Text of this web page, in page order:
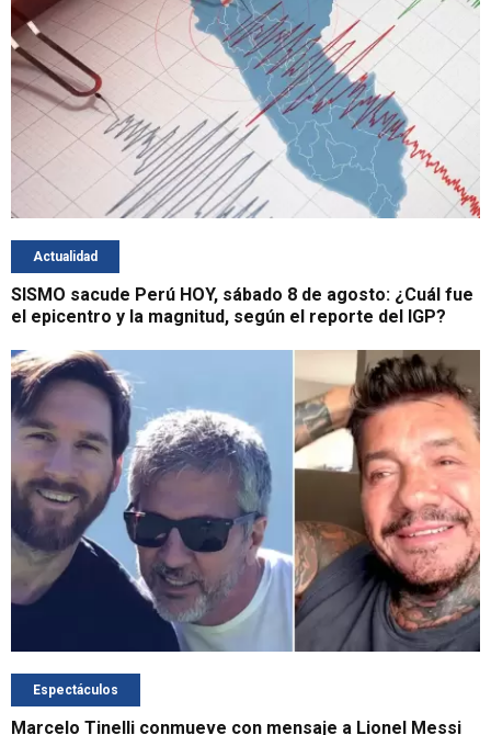
Actualidad
SISMO sacude Perú HOY, sábado 8 de agosto: ¿Cuál fue
el epicentro y la magnitud, según el reporte del IGP?
Espectáculos
Marcelo Tinelli conmueve con mensaje a Lionel Messi